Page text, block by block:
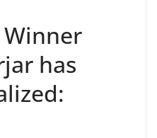
Winner
has